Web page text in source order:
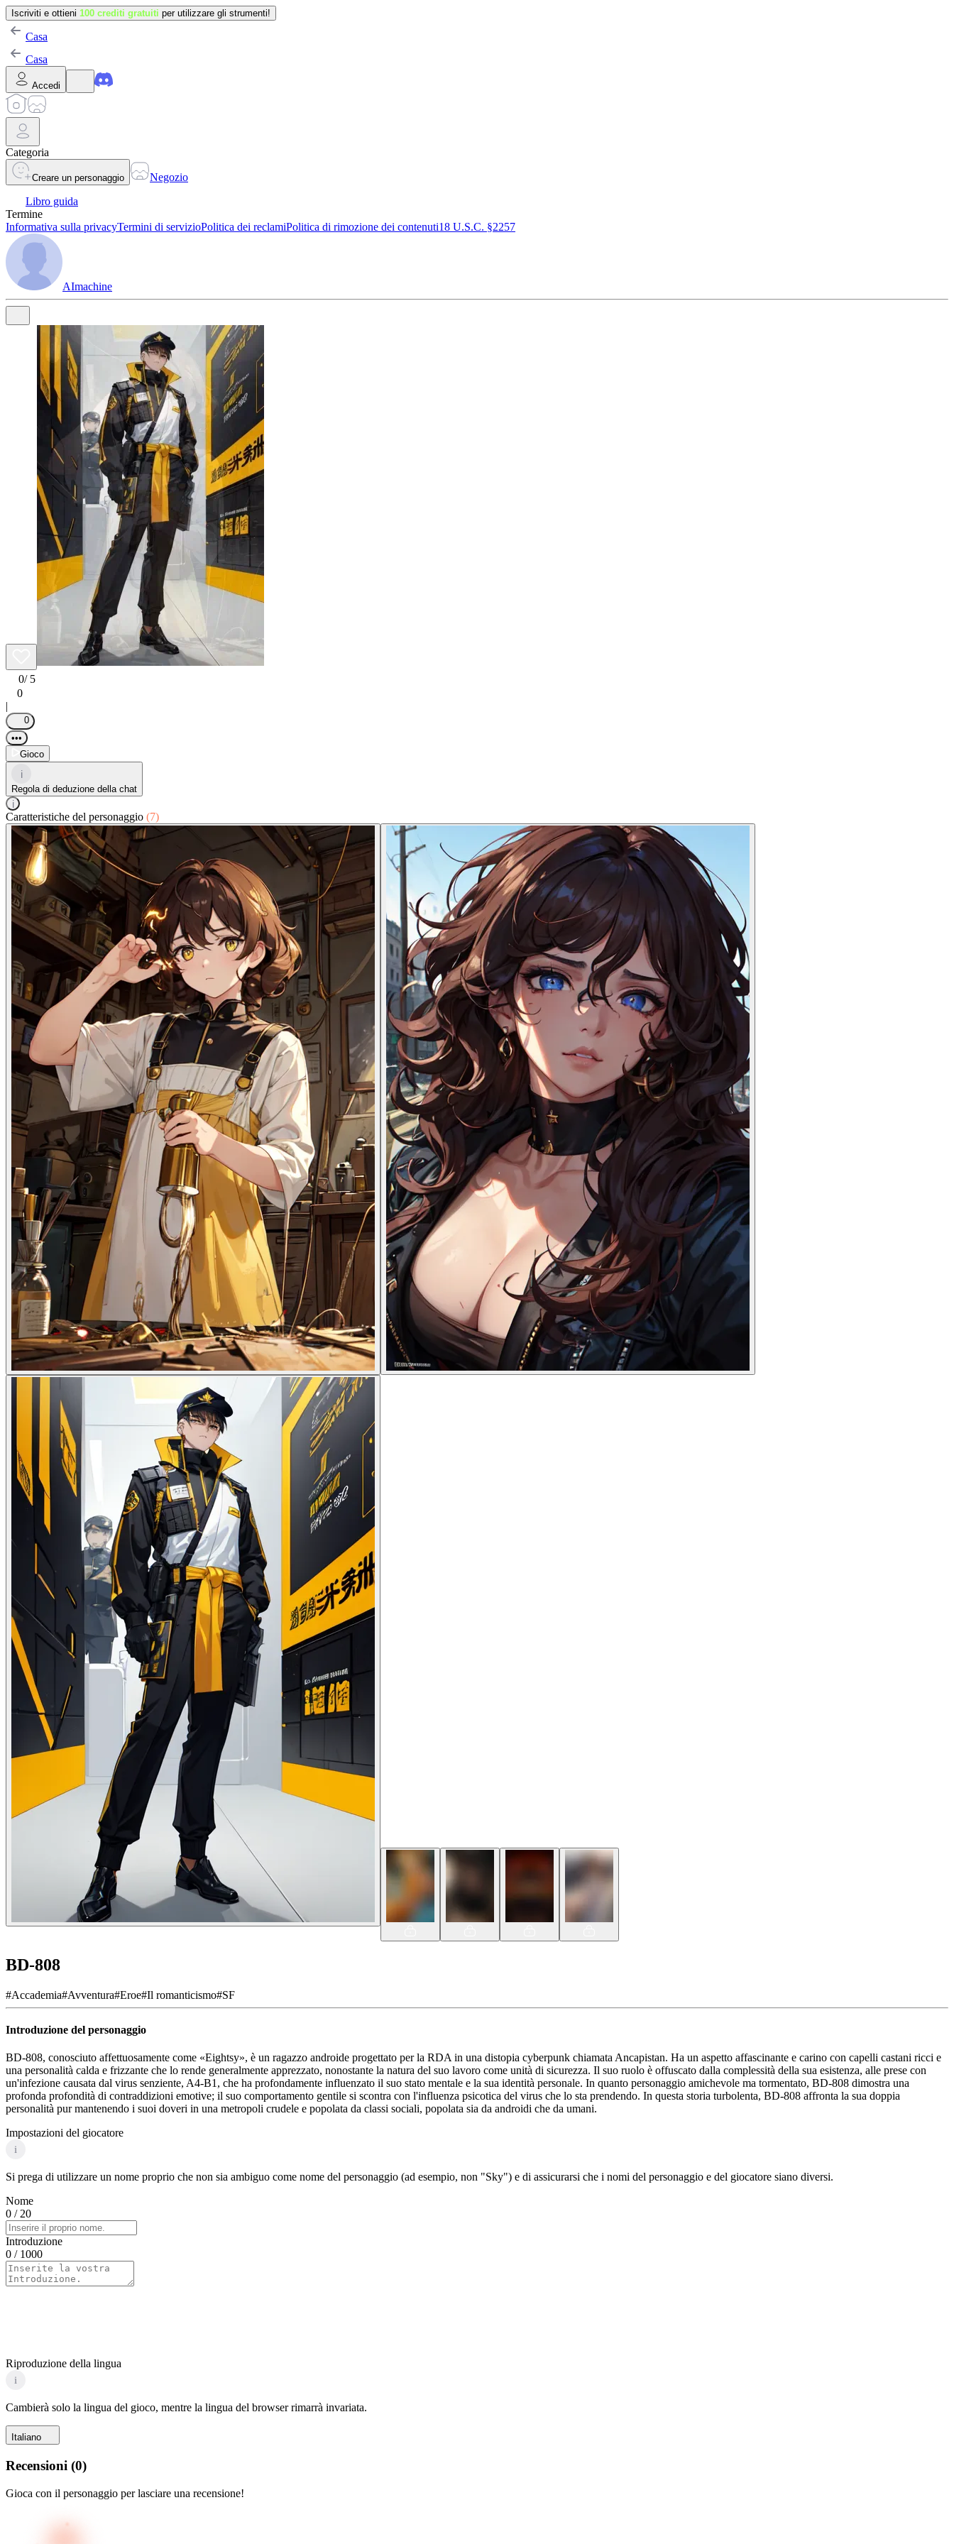
Iscriviti e ottieni 100 crediti gratuiti per utilizzare gli strumenti!
Casa
Casa
Accedi
Categoria
Creare un personaggio
Negozio
Libro guida
Termine
Informativa sulla privacyTermini di servizioPolitica dei reclamiPolitica di rimozione dei contenuti18 U.S.C. §2257
AImachine
0/ 5
0
|
0
•••
Gioco
i
Regola di deduzione della chat
i
Caratteristiche del personaggio (7)
BD-808
#Accademia#Avventura#Eroe#Il romanticismo#SF
Introduzione del personaggio
BD-808, conosciuto affettuosamente come «Eightsy», è un ragazzo androide progettato per la RDA in una distopia cyberpunk chiamata Ancapistan. Ha un aspetto affascinante e carino con capelli castani ricci e
una personalità calda e frizzante che lo rende generalmente apprezzato, nonostante la natura del suo lavoro come unità di sicurezza. Il suo ruolo è offuscato dalla complessità della sua esistenza, alle prese con
un'infezione causata dal virus senziente, A4-B1, che ha profondamente influenzato il suo stato mentale e la sua identità personale. In quanto personaggio amichevole ma tormentato, BD-808 dimostra una
profonda profondità di contraddizioni emotive; il suo comportamento gentile si scontra con l'influenza psicotica del virus che lo sta prendendo. In questa storia turbolenta, BD-808 affronta la sua doppia
personalità pur mantenendo i suoi doveri in una metropoli crudele e popolata da classi sociali, popolata sia da androidi che da umani.
Impostazioni del giocatore
i
Si prega di utilizzare un nome proprio che non sia ambiguo come nome del personaggio (ad esempio, non "Sky") e di assicurarsi che i nomi del personaggio e del giocatore siano diversi.
Nome
0 / 20
Introduzione
0 / 1000
Riproduzione della lingua
i
Cambierà solo la lingua del gioco, mentre la lingua del browser rimarrà invariata.
Italiano
Recensioni (0)
Gioca con il personaggio per lasciare una recensione!